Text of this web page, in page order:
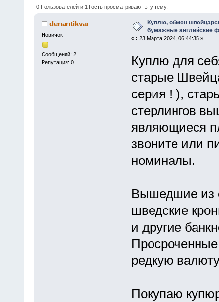
(Прочитано 26289 раз)
0 Пользователей и 1 Гость просматривают эту тему.
denantikvar
Новичок
Сообщений: 2
Репутация: 0
Куплю, обмен
бумажные английские
« : 23 Марта 2024, 06:44:35 »
Куплю для
старые
серия ! ),
стерлингов
являющиеся
звоните или
номиналы.
Вышедшие из
шведские
и другие
редкую
Покупаю